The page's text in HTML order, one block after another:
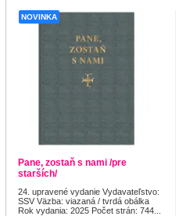
NOVINKA
Pane, zostaň s nami /pre
starších/
24. upravené vydanie Vydavateľstvo:
SSV Väzba: viazaná / tvrdá obálka
Rok vydania: 2025 Počet strán: 744...